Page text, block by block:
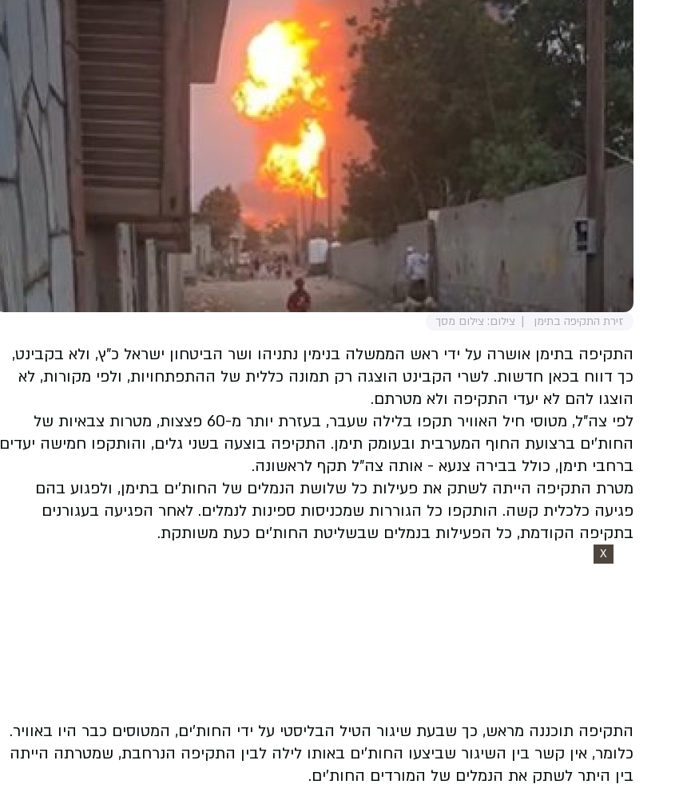
זירת התקיפה בתימן צילום: צילום מסך
התקיפה בתימן אושרה על ידי ראש הממשלה בנימין נתניהו ושר הביטחון ישראל כ"ץ, ולא בקבינט,
כך דווח בכאן חדשות. לשרי הקבינט הוצגה רק תמונה כללית של ההתפתחויות, ולפי מקורות, לא
הוצגו להם לא יעדי התקיפה ולא מטרתם.
לפי צה"ל, מטוסי חיל האוויר תקפו בלילה שעבר, בעזרת יותר מ-60 פצצות, מטרות צבאיות של
החות'ים ברצועת החוף המערבית ובעומק תימן. התקיפה בוצעה בשני גלים, והותקפו חמישה יעדים
ברחבי תימן, כולל בבירה צנעא - אותה צה"ל תקף לראשונה.
מטרת התקיפה הייתה לשתק את פעילות כל שלושת הנמלים של החות'ים בתימן, ולפגוע בהם
פגיעה כלכלית קשה. הותקפו כל הגוררות שמכניסות ספינות לנמלים. לאחר הפגיעה בעגורנים
בתקיפה הקודמת, כל הפעילות בנמלים שבשליטת החות'ים כעת משותקת.
X
התקיפה תוכננה מראש, כך שבעת שיגור הטיל הבליסטי על ידי החות'ים, המטוסים כבר היו באוויר.
כלומר, אין קשר בין השיגור שביצעו החות'ים באותו לילה לבין התקיפה הנרחבת, שמטרתה הייתה
בין היתר לשתק את הנמלים של המורדים החות'ים.